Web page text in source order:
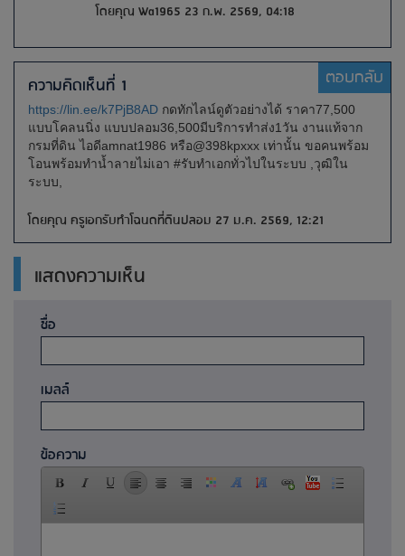
โดยคุณ Wa1965 23 ก.พ. 2569, 04:18
ความคิดเห็นที่ 1 ตอบกลับ
https://lin.ee/k7PjB8AD กดทักไลน์ดูตัวอย่างได้ ราคา77,500
แบบโคลนนิ่ง แบบปลอม36,500มีบริการทำส่ง1วัน งานแท้จาก
กรมที่ดิน ไอดีamnat1986 หรือ@398kpxxx เท่านั้น ขอคนพร้อม
โอนพร้อมทำน้ำลายไม่เอา #รับทำเอกทั่วไปในระบบ ,วุฒิใน
ระบบ,
โดยคุณ ครูเอกรับทำโฉนดที่ดินปลอม 27 ม.ค. 2569, 12:21
แสดงความเห็น
ชื่อ
เมลล์
ข้อความ